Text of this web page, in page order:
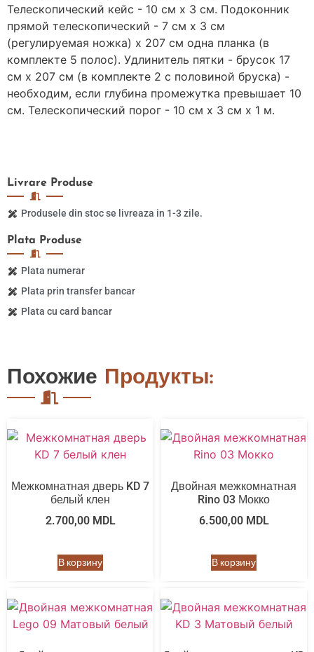
Телескопический кейс - 10 см х 3 см. Подоконник
прямой телескопический - 7 см х 3 см
(регулируемая ножка) х 207 см одна планка (в
комплекте 5 полос). Удлинитель пятки - брусок 17
см х 207 см (в комплекте 2 с половиной бруска) -
необходим, если глубина промежутка превышает 10
см. Телескопический порог - 10 см х 3 см х 1 м.
Plata Produse
Plata numerar
Plata prin transfer bancar
Plata cu card bancar
Livrare Produse
Produsele din stoc se livreaza in 1-3 zile.
Похожие Продукты:
Межкомнатная дверь KD 7
белый клен
2.700,00 MDL
В корзину
Двойная межкомнатная
Rino 03 Мокко
6.500,00 MDL
В корзину